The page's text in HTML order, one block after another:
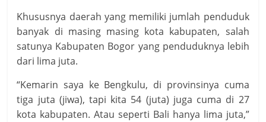
Khususnya daerah yang memiliki jumlah penduduk
banyak di masing masing kota kabupaten, salah
satunya Kabupaten Bogor yang penduduknya lebih
dari lima juta.
“Kemarin saya ke Bengkulu, di provinsinya cuma
tiga juta (jiwa), tapi kita 54 (juta) juga cuma di 27
kota kabupaten. Atau seperti Bali hanya lima juta,”